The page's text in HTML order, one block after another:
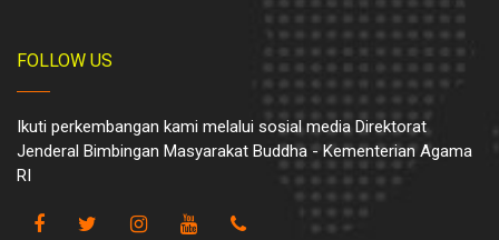
FOLLOW US
Ikuti perkembangan kami melalui sosial media Direktorat
Jenderal Bimbingan Masyarakat Buddha - Kementerian Agama
RI